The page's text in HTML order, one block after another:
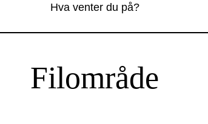
Hva venter du på?
Filområde